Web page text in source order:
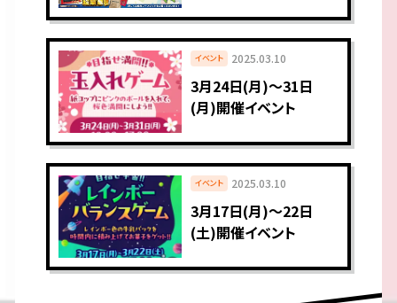
イベント
3月24日(月)～31日
(月)開催イベント
2025.03.10
イベント
3月17日(月)～22日
(土)開催イベント
2025.03.10